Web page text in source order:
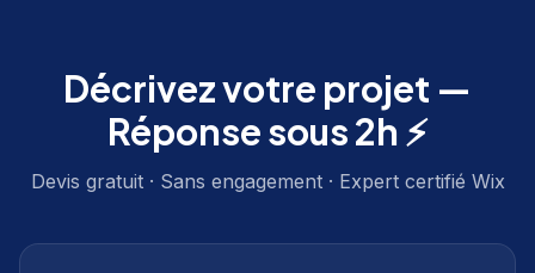
Décrivez votre projet —
Réponse sous 2h ⚡
Devis gratuit · Sans engagement · Expert certifié Wix